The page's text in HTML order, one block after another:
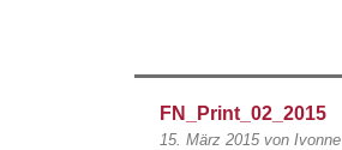
FN_Print_02_2015
15. März 2015 von Ivonne